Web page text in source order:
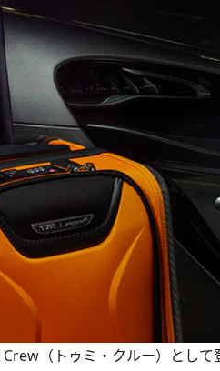
（トゥミ・クルー）として